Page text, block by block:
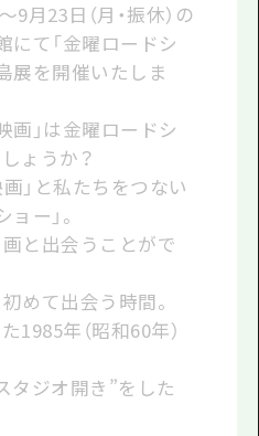
載情報
ンロード
9月23日（月・振休）の
にて「金曜ロードシ
展を開催いたしま
画」は金曜ロードシ
ょうか？
」と私たちをつない
ー」。
と出会うことがで
めて出会う時間。
1985年（昭和60年）
タジオ開き”をした